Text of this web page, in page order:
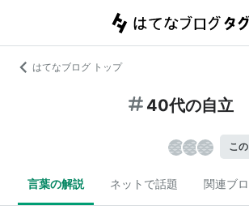
はてなブログ トップ
40代の自立
こ
言葉の解説 ネットで話題 関連ブ